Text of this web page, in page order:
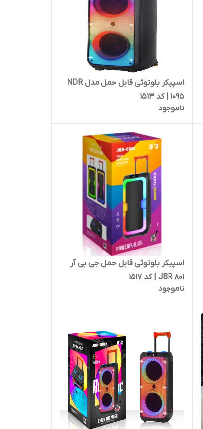
اسپیکر بلوتوثی قابل حمل مدل NDR
1095 | کد 1513
ناموجود
اسپیکر بلوتوثی قابل حمل جی بی آر
JBR 801 | کد 1517
ناموجود